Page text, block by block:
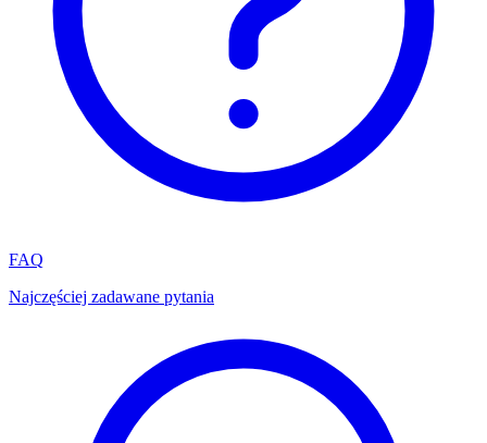
FAQ
Najczęściej zadawane pytania